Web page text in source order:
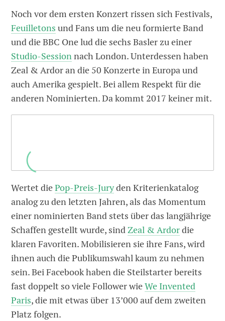
Noch vor dem ersten Konzert rissen sich Festivals,
Feuilletons und Fans um die neu formierte Band
und die BBC One lud die sechs Basler zu einer
Studio-Sessionnach London. Unterdessen haben
Zeal & Ardor an die 50 Konzerte in Europa und
auch Amerika gespielt. Bei allem Respekt für die
anderen Nominierten. Da kommt 2017 keiner mit.
Wertet diePop-Preis-Juryden Kriterienkatalog
analog zu den letzten Jahren, als das Momentum
einer nominierten Band stets über das langjährige
Schaffen gestellt wurde, sindZeal & Ardordie
klaren Favoriten. Mobilisieren sie ihre Fans, wird
ihnen auch die Publikumswahl kaum zu nehmen
sein. Bei Facebook haben die Steilstarter bereits
fast doppelt so viele Follower wieWe Invented
Paris, die mit etwas über 13’000 auf dem zweiten
Platz folgen.